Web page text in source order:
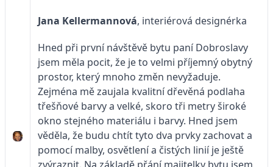
Jana Kellermannová, interiérová designérka
Hned při první návštěvě bytu paní Dobroslavy
jsem měla pocit, že je to velmi příjemný obytný
prostor, který mnoho změn nevyžaduje.
Zejména mě zaujala kvalitní dřevěná podlaha
třešňové barvy a velké, skoro tři metry široké
okno stejného materiálu i barvy. Hned jsem
věděla, že budu chtít tyto dva prvky zachovat a
pomocí malby, osvětlení a čistých linií je ještě